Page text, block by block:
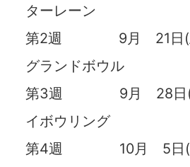
ターレーン
第2週 9月 21日(
グランドボウル
第3週 9月 28日(
イボウリング
第4週 10月 5日(